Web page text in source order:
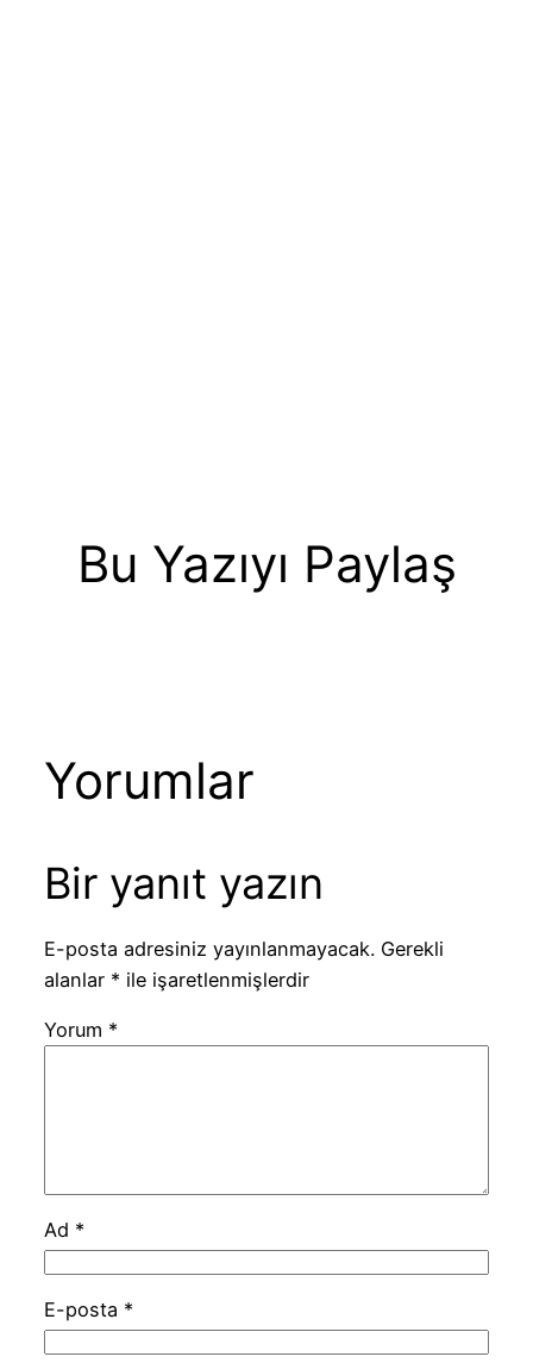
Bu Yazıyı Paylaş
Yorumlar
Bir yanıt yazın
E-posta adresiniz yayınlanmayacak. Gerekli
alanlar * ile işaretlenmişlerdir
Yorum *
Ad *
E-posta *